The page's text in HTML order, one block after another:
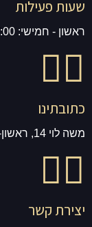
שעות פעילות
ראשון - חמישי: 09:00-17:00
כתובתינו
משה לוי 14, ראשון-לציון
יצירת קשר